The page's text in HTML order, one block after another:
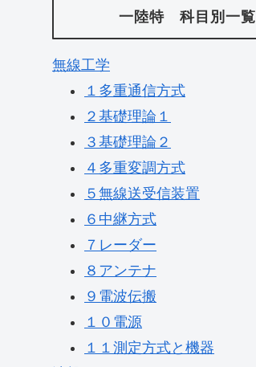
一陸特 科目別一覧
無線工学
１多重通信方式
２基礎理論１
３基礎理論２
４多重変調方式
５無線送受信装置
６中継方式
７レーダー
８アンテナ
９電波伝搬
１０電源
１１測定方式と機器